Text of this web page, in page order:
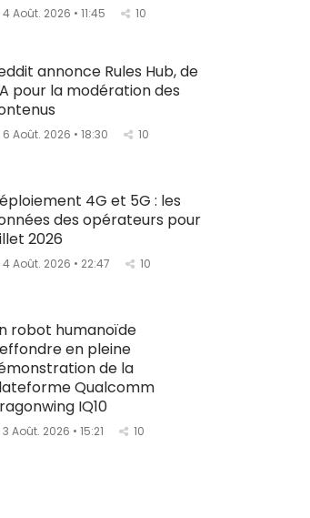
4 Août. 2026 • 11:45 10
annonce Rules Hub, de
pour la modération des
6 Août. 2026 • 18:30 10
4G et 5G : les
des opérateurs pour
2026
4 Août. 2026 • 22:47 10
robot humanoïde
en pleine
de la
Qualcomm
IQ10
3 Août. 2026 • 15:21 10